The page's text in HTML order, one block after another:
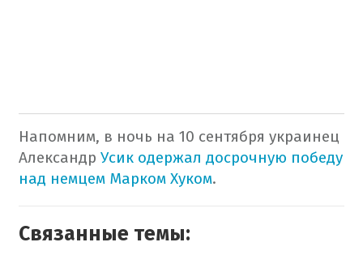
Напомним, в ночь на 10 сентября украинец
Александр Усик одержал досрочную победу
над немцем Марком Хуком.
Связанные темы: